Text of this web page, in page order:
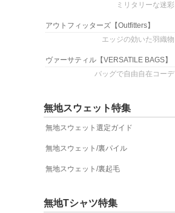
ミリタリーな迷彩
アウトフィッターズ 【Outfitters】
エッジの効いた羽織物
ヴァーサティル 【VERSATILE BAGS】
バッグで自由自在コーデ
無地スウェット特集
無地スウェット選定ガイド
無地スウェット/裏パイル
無地スウェット/裏起毛
無地Tシャツ特集